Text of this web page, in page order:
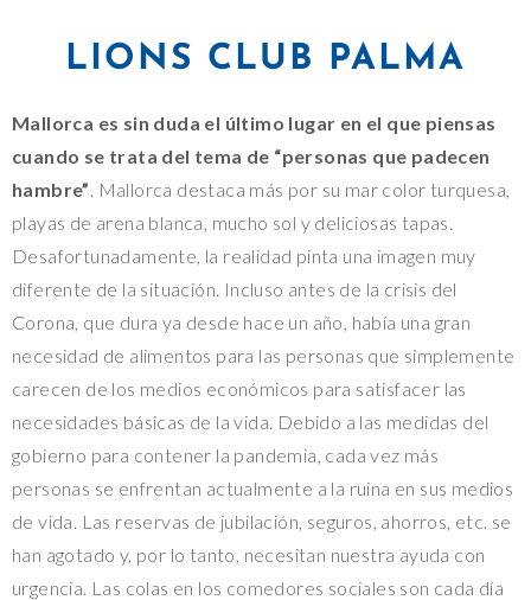
LIONS CLUB PALMA
Mallorca es sin duda el último lugar en el que piensas
cuando se trata del tema de “personas que padecen
hambre”. Mallorca destaca más por su mar color turquesa,
playas de arena blanca, mucho sol y deliciosas tapas.
Desafortunadamente, la realidad pinta una imagen muy
diferente de la situación. Incluso antes de la crisis del
Corona, que dura ya desde hace un año, había una gran
necesidad de alimentos para las personas que simplemente
carecen de los medios económicos para satisfacer las
necesidades básicas de la vida. Debido a las medidas del
gobierno para contener la pandemia, cada vez más
personas se enfrentan actualmente a la ruina en sus medios
de vida. Las reservas de jubilación, seguros, ahorros, etc. se
han agotado y, por lo tanto, necesitan nuestra ayuda con
urgencia. Las colas en los comedores sociales son cada día